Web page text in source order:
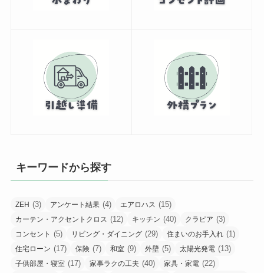
キーワードから探す
ZEH (3) アンケート結果 (4) エアロハス (15)
カーテン・アクセントクロス (12) キッチン (40) クラピア (3)
コンセント (5) リビング・ダイニング (29) 住まいのお手入れ (1)
住宅ローン (17) 保険 (7) 和室 (9) 外壁 (5) 太陽光発電 (13)
子供部屋・寝室 (17) 家事ラクの工夫 (40) 家具・家電 (22)